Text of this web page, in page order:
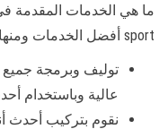
sport أفضل الخدمات ومنها:
توليف وبرمجة جميع
عالية وباستخدام
نقوم بتركيب أحدث